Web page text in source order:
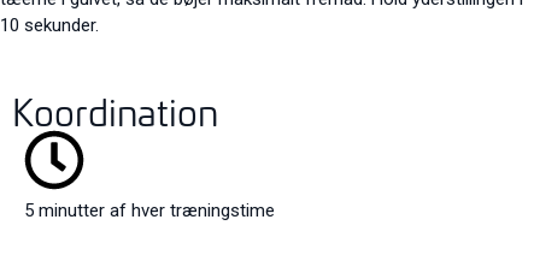
10 sekunder.
Koordination
5 minutter af hver træningstime